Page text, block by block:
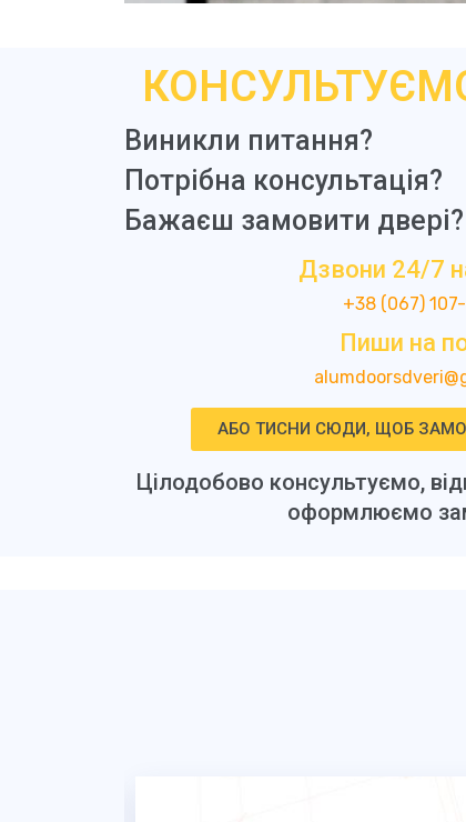
КОНСУЛЬТУЄМО
Виникли питання?
Потрібна консультація?
Бажаєш замовити двері?
Дзвони 24/7
+38 (067)
Пиши на
АБО ТИСНИ СЮДИ, ЩОБ
Цілодобово консультуємо,
оформлюємо